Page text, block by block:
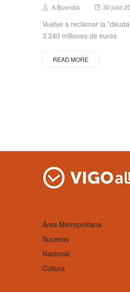
Author
A Buendia
Posted
30 julio
Vuelve a reclamar la
3.240 millones de euros
READ MORE
Área Metropolitana
Sucesos
Nacional
Cultura